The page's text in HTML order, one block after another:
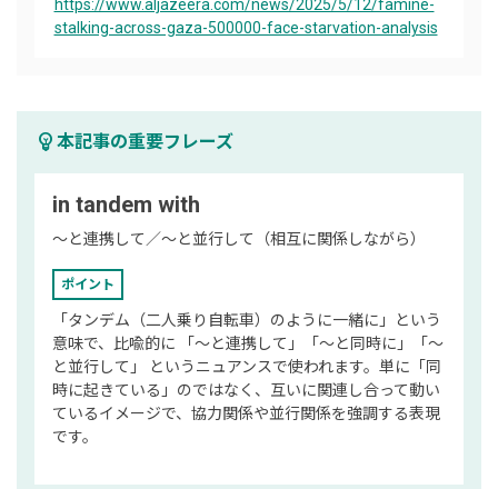
https://www.aljazeera.com/news/2025/5/12/famine-
stalking-across-gaza-500000-face-starvation-analysis
emoji_objects 本記事の重要フレーズ
in tandem with
〜と連携して／〜と並行して（相互に関係しながら）
ポイント
「タンデム（二人乗り自転車）のように一緒に」という
意味で、比喩的に 「〜と連携して」「〜と同時に」「〜
と並行して」 というニュアンスで使われます。単に「同
時に起きている」のではなく、互いに関連し合って動い
ているイメージで、協力関係や並行関係を強調する表現
です。